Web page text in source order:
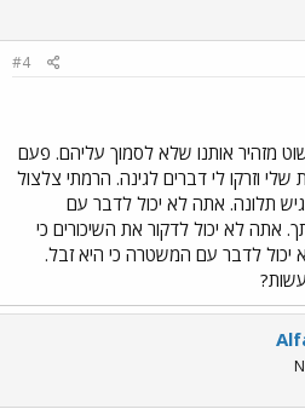
#4
מזהיר אותנו שלא לסמוך עליהם. פעם
שלי וזרקו לי דברים לגינה. הרמתי צלצול
תלונה. אתה לא יכול לדבר עם
אתה לא יכול לדקור את השיכורים כי
יכול לדבר עם המשטרה כי היא זבל.